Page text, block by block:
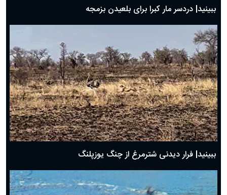
ببینید| دردسر مار کبرا برای بلعیدن بزمجه
ببینید| فرار دیدنی شترمرغ از چنگ یوزپلنگ